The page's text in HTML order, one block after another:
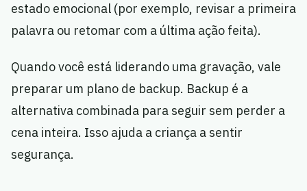
estado emocional (por exemplo, revisar a primeira
palavra ou retomar com a última ação feita).
Quando você está liderando uma gravação, vale
preparar um plano de backup. Backup é a
alternativa combinada para seguir sem perder a
cena inteira. Isso ajuda a criança a sentir
segurança.